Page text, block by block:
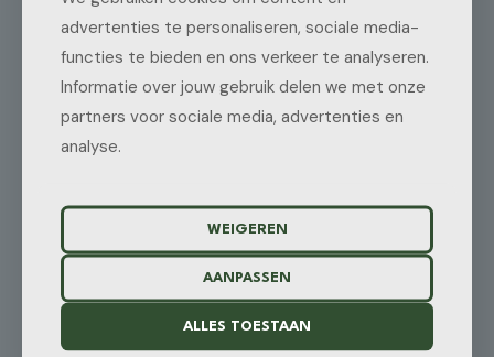
BESTEMMINGEN IN
ZWEDEN
Wij rijden naar de belangrijkste regio’s en
MALMÖ
UPPSALA
LUND
land.
advertenties te personaliseren, sociale media-
functies te bieden en ons verkeer te analyseren.
Informatie over jouw gebruik delen we met onze
partners voor sociale media, advertenties en
analyse.
WEIGEREN
AANPASSEN
ALLES TOESTAAN